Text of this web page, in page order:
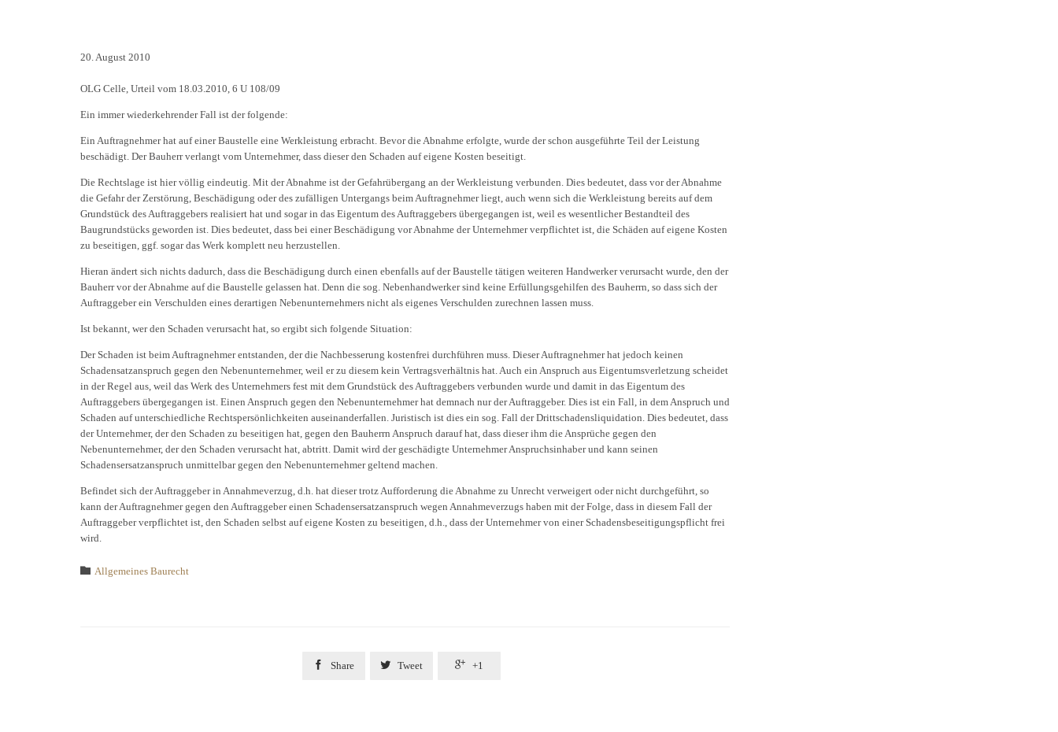
20. August 2010
OLG Celle, Urteil vom 18.03.2010, 6 U 108/09
Ein immer wiederkehrender Fall ist der folgende:
Ein Auftragnehmer hat auf einer Baustelle eine Werkleistung erbracht. Bevor die Abnahme erfolgte, wurde der schon ausgeführte Teil der Leistung
beschädigt. Der Bauherr verlangt vom Unternehmer, dass dieser den Schaden auf eigene Kosten beseitigt.
Die Rechtslage ist hier völlig eindeutig. Mit der Abnahme ist der Gefahrübergang an der Werkleistung verbunden. Dies bedeutet, dass vor der Abnahme
die Gefahr der Zerstörung, Beschädigung oder des zufälligen Untergangs beim Auftragnehmer liegt, auch wenn sich die Werkleistung bereits auf dem
Grundstück des Auftraggebers realisiert hat und sogar in das Eigentum des Auftraggebers übergegangen ist, weil es wesentlicher Bestandteil des
Baugrundstücks geworden ist. Dies bedeutet, dass bei einer Beschädigung vor Abnahme der Unternehmer verpflichtet ist, die Schäden auf eigene Kosten
zu beseitigen, ggf. sogar das Werk komplett neu herzustellen.
Hieran ändert sich nichts dadurch, dass die Beschädigung durch einen ebenfalls auf der Baustelle tätigen weiteren Handwerker verursacht wurde, den der
Bauherr vor der Abnahme auf die Baustelle gelassen hat. Denn die sog. Nebenhandwerker sind keine Erfüllungsgehilfen des Bauherrn, so dass sich der
Auftraggeber ein Verschulden eines derartigen Nebenunternehmers nicht als eigenes Verschulden zurechnen lassen muss.
Ist bekannt, wer den Schaden verursacht hat, so ergibt sich folgende Situation:
Der Schaden ist beim Auftragnehmer entstanden, der die Nachbesserung kostenfrei durchführen muss. Dieser Auftragnehmer hat jedoch keinen
Schadensatzanspruch gegen den Nebenunternehmer, weil er zu diesem kein Vertragsverhältnis hat. Auch ein Anspruch aus Eigentumsverletzung scheidet
in der Regel aus, weil das Werk des Unternehmers fest mit dem Grundstück des Auftraggebers verbunden wurde und damit in das Eigentum des
Auftraggebers übergegangen ist. Einen Anspruch gegen den Nebenunternehmer hat demnach nur der Auftraggeber. Dies ist ein Fall, in dem Anspruch und
Schaden auf unterschiedliche Rechtspersönlichkeiten auseinanderfallen. Juristisch ist dies ein sog. Fall der Drittschadensliquidation. Dies bedeutet, dass
der Unternehmer, der den Schaden zu beseitigen hat, gegen den Bauherrn Anspruch darauf hat, dass dieser ihm die Ansprüche gegen den
Nebenunternehmer, der den Schaden verursacht hat, abtritt. Damit wird der geschädigte Unternehmer Anspruchsinhaber und kann seinen
Schadensersatzanspruch unmittelbar gegen den Nebenunternehmer geltend machen.
Befindet sich der Auftraggeber in Annahmeverzug, d.h. hat dieser trotz Aufforderung die Abnahme zu Unrecht verweigert oder nicht durchgeführt, so
kann der Auftragnehmer gegen den Auftraggeber einen Schadensersatzanspruch wegen Annahmeverzugs haben mit der Folge, dass in diesem Fall der
Auftraggeber verpflichtet ist, den Schaden selbst auf eigene Kosten zu beseitigen, d.h., dass der Unternehmer von einer Schadensbeseitigungspflicht frei
wird.
 Category
Allgemeines Baurecht
 Share  Tweet  +1